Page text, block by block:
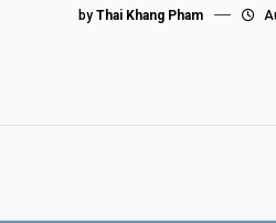
by Thai Khang Pham